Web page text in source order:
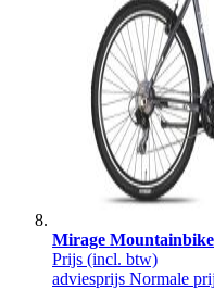
Mirage
Prijs (incl. btw)
adviesprijs Normale